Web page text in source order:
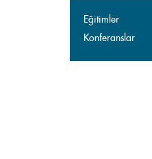
Eğitimler
Konferanslar